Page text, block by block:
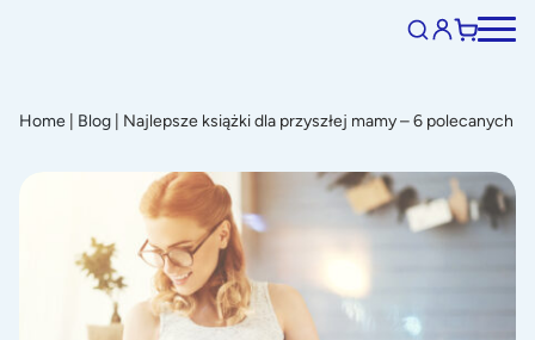
Home Blog Najlepsze książki dla przyszłej mamy – 6 polecanych